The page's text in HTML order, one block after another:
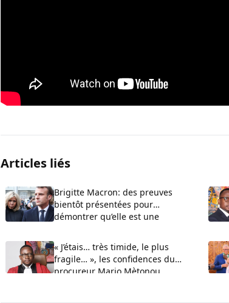
Articles liés
Brigitte Macron: des preuves
bientôt présentées pour
démontrer qu’elle est une
« J’étais… très timide, le plus
fragile… », les confidences du
procureur Mario Mètonou